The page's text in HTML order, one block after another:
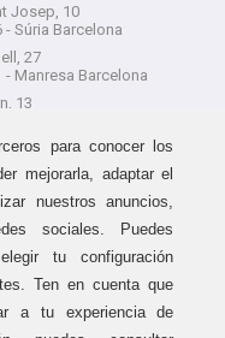
Josep, 10
- Súria Barcelona
27
- Manresa Barcelona
13
sin problemas
compras sin miedo a
devolucionesdurante
para conocer los
mejorarla, adaptar el
nuestros anuncios,
sociales. Puedes
tu configuración
Ten en cuenta que
a tu experiencia de